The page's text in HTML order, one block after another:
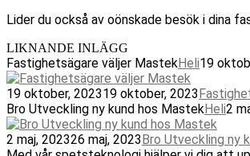
Lider du också av oönskade besök i dina
LIKNANDE INLÄGG
Fastighetsägare väljer MastekHeli19
19 oktober, 202319 oktober, 2023
Bro Utveckling ny kund hos MastekHeli2
2 maj, 202326 maj, 2023Bro Utveckling ny